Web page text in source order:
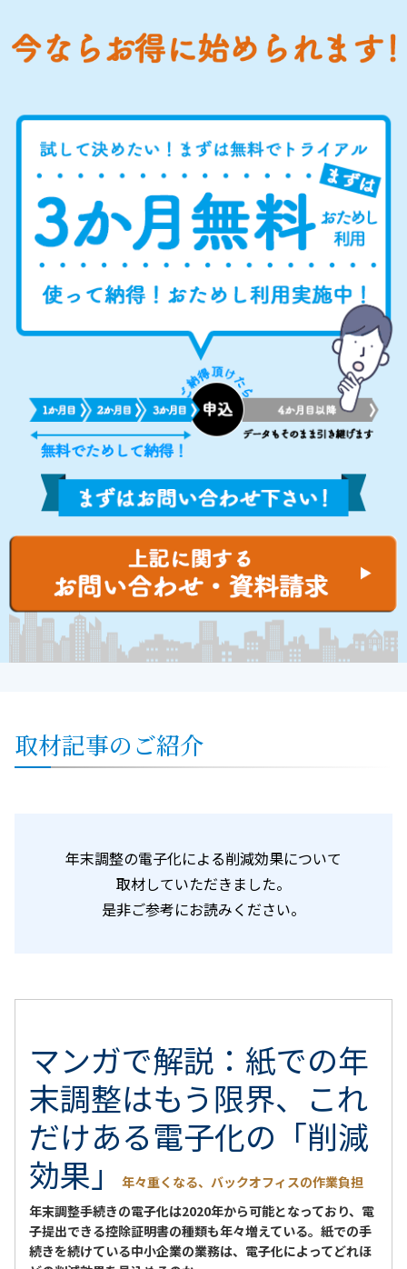
取材記事のご紹介
年末調整の電子化による削減効果について
取材していただきました。
是非ご参考にお読みください。
マンガで解説：紙での年
末調整はもう限界、これ
だけある電子化の「削減
効果」
年々重くなる、バックオフィスの作業負担
年末調整手続きの電子化は2020年から可能となっており、電
子提出できる控除証明書の種類も年々増えている。紙での手
続きを続けている中小企業の業務は、電子化によってどれほ